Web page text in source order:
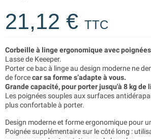
21,12 € TTC
Corbeille à linge ergonomique avec
Lasse de Keeeper.
Porter ce bac à linge au design moderne ne
de forcecar sa forme s’adapte à vous.
Grande capacité, pour porter jusqu'à 8 kg de
Les poignées souples aux surfaces
plus confortable à porter.
Design moderne et forme ergonomique pour
Poignée supplémentaire sur le côté long :